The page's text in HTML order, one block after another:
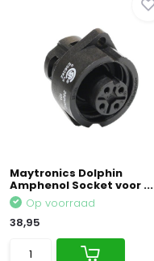
Maytronics Dolphin
Amphenol Socket voor ...
Op voorraad
38,95